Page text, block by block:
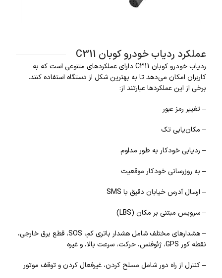
عملکرد ردیاب خودرو کوبان C311
ردیاب خودرو کوبان C311 دارای عملکردهای متنوعی است که به
کاربران امکان می‌دهد تا به بهترین شکل از دستگاه استفاده کنند.
برخی از این عملکردها عبارتند از:
– تغییر رمز عبور
– مکان‌یابی تک
– ردیابی خودکار به طور مداوم
– به روزرسانی خودکار موقعیت
– ارسال آدرس خیابان دقیق با SMS
– سرویس مبتنی بر مکان (LBS)
– هشدارهای مختلف شامل هشدار باتری کم، SOS، قطع برق خارجی،
نقطه کور GPS، ژئوفنس، حرکت، سرعت بالا، و غیره
– کنترل از راه دور شامل مسلح کردن، غیرفعال کردن و توقف موتور